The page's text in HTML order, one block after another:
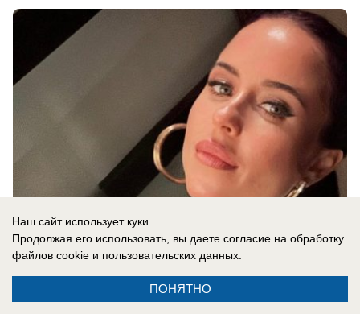
Наш сайт использует куки.
Продолжая его использовать, вы даете согласие на обработку
файлов cookie и пользовательских данных.
ПОНЯТНО